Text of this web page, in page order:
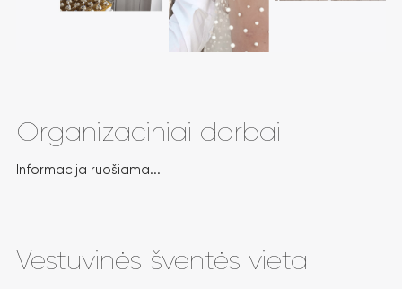
Organizaciniai darbai
Informacija ruošiama...
Vestuvinės šventės vieta